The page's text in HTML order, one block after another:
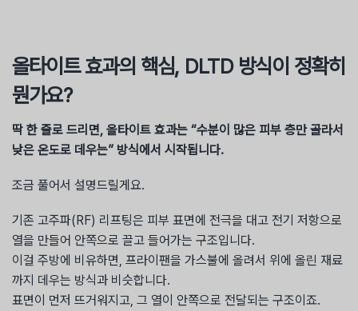
올타이트 효과의 핵심, DLTD 방식이 정확히
뭔가요?
딱 한 줄로 드리면, 올타이트 효과는 “수분이 많은 피부 층만 골라서
낮은 온도로 데우는” 방식에서 시작됩니다.
조금 풀어서 설명드릴게요.
기존 고주파(RF) 리프팅은 피부 표면에 전극을 대고 전기 저항으로
열을 만들어 안쪽으로 끌고 들어가는 구조입니다.
이걸 주방에 비유하면, 프라이팬을 가스불에 올려서 위에 올린 재료
까지 데우는 방식과 비슷합니다.
표면이 먼저 뜨거워지고, 그 열이 안쪽으로 전달되는 구조이죠.